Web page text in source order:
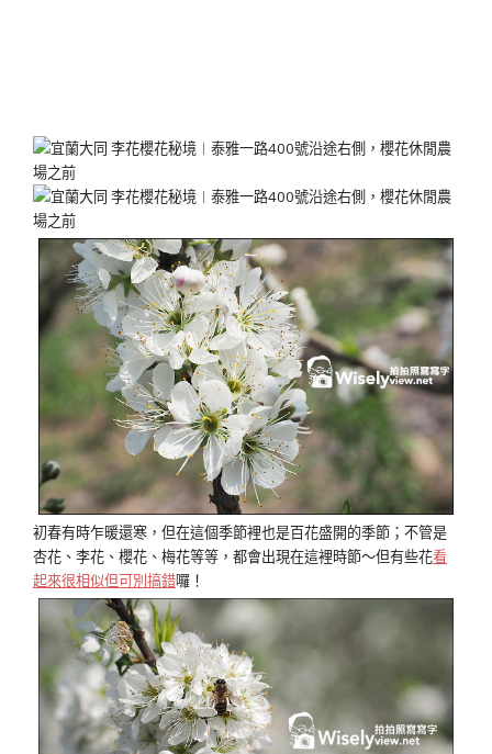
初春有時乍暖還寒，但在這個季節裡也是百花盛開的季節；不管是
杏花、李花、櫻花、梅花等等，都會出現在這裡時節～但有些花看
起來很相似但可別搞錯囉！